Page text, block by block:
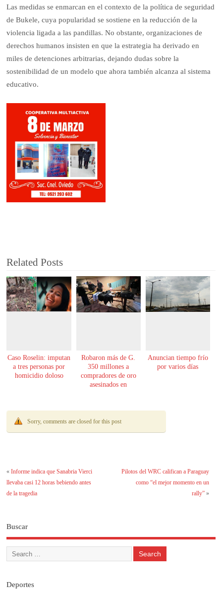
Las medidas se enmarcan en el contexto de la política de seguridad
de Bukele, cuya popularidad se sostiene en la reducción de la
violencia ligada a las pandillas. No obstante, organizaciones de
derechos humanos insisten en que la estrategia ha derivado en
miles de detenciones arbitrarias, dejando dudas sobre la
sostenibilidad de un modelo que ahora también alcanza al sistema
educativo.
Related Posts
Caso Roselin: imputan
a tres personas por
homicidio doloso
Robaron más de G.
350 millones a
compradores de oro
asesinados en
Anuncian tiempo frío
por varios días
Sorry, comments are closed for this post
«Informe indica que Sanabria Vierci
llevaba casi 12 horas bebiendo antes
de la tragedia
Pilotos del WRC califican a Paraguay
como “el mejor momento en un
rally”»
Buscar
Deportes